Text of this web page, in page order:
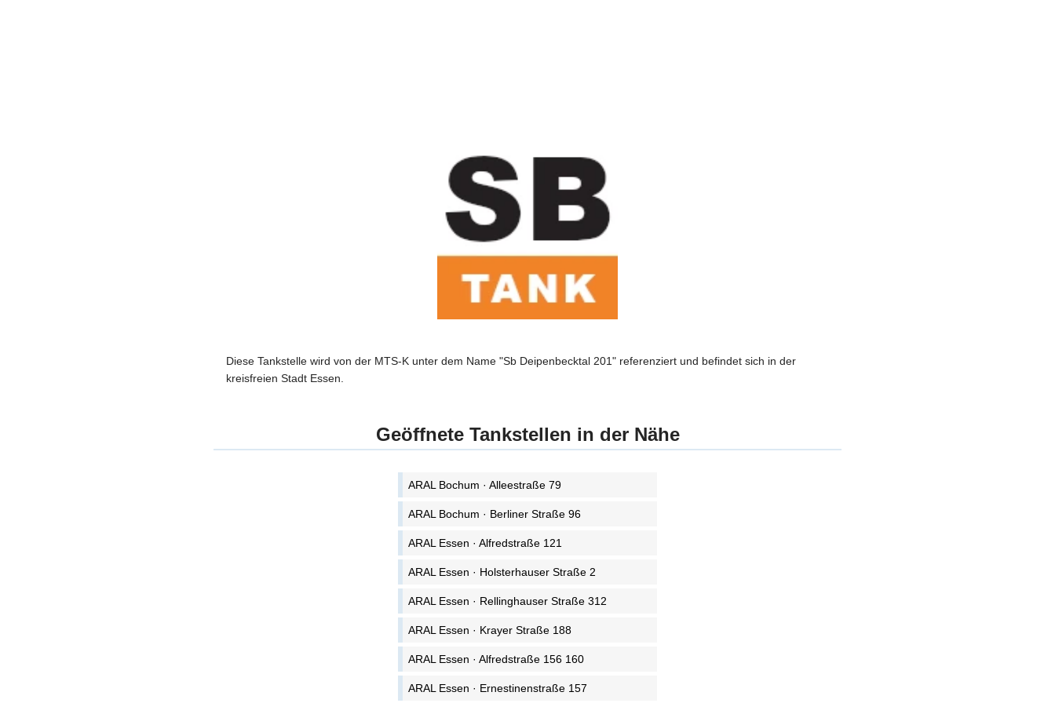
Diese Tankstelle wird von der MTS-K unter dem Name "Sb Deipenbecktal 201" referenziert und befindet sich in der
kreisfreien Stadt Essen.
Geöffnete Tankstellen in der Nähe
ARAL Bochum · Alleestraße 79
ARAL Bochum · Berliner Straße 96
ARAL Essen · Alfredstraße 121
ARAL Essen · Holsterhauser Straße 2
ARAL Essen · Rellinghauser Straße 312
ARAL Essen · Krayer Straße 188
ARAL Essen · Alfredstraße 156 160
ARAL Essen · Ernestinenstraße 157